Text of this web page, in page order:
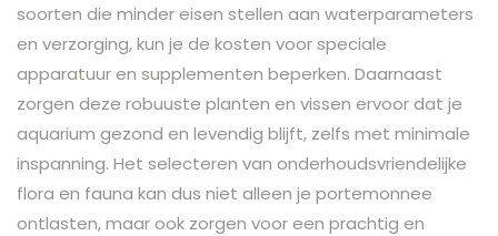
soorten die minder eisen stellen aan waterparameters
en verzorging, kun je de kosten voor speciale
apparatuur en supplementen beperken. Daarnaast
zorgen deze robuuste planten en vissen ervoor dat je
aquarium gezond en levendig blijft, zelfs met minimale
inspanning. Het selecteren van onderhoudsvriendelijke
flora en fauna kan dus niet alleen je portemonnee
ontlasten, maar ook zorgen voor een prachtig en